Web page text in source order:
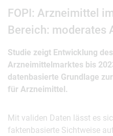
FOPI: Arzneimittel
Bereich: moderates
Studie zeigt Entwicklung
Arzneimittelmarktes bis
datenbasierte Grundlage
für Arzneimittel.
Mit validen Daten lässt es
faktenbasierte Sichtweise